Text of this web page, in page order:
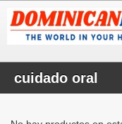
cuidado oral